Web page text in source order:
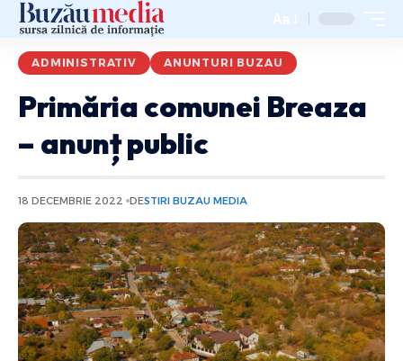
Aa
ADMINISTRATIV ANUNTURI BUZAU
Primăria comunei Breaza
– anunț public
18 DECEMBRIE 2022 DESTIRI BUZAU MEDIA